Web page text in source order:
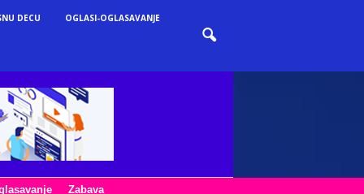
DECU OGLASI-OGLASAVANJE
Zabava